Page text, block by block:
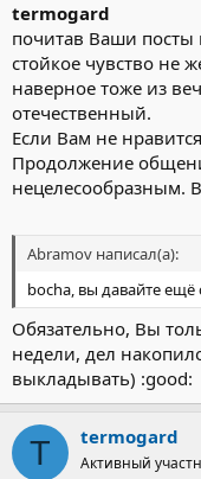
termogard
почитав Ваши посты
стойкое чувство не
наверное тоже из
отечественный.
Если Вам не
Продолжение
нецелесообразным.
Abramov написал(а):
bocha, вы давайте
Обязательно, Вы
недели, дел
выкладывать) :good:
T termogard
Активный